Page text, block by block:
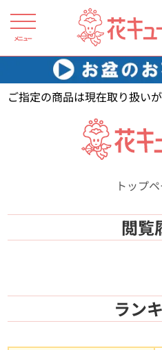
メニュー
花キューピット 【】
ご指定の商品は現在取り扱い
トップ
閲覧
ラン